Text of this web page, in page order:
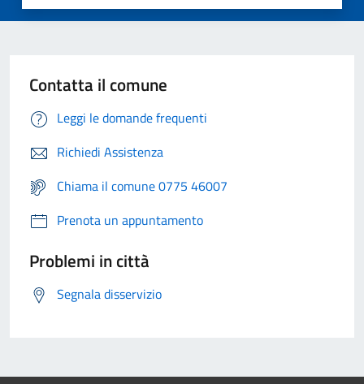
Contatta il comune
Leggi le domande frequenti
Richiedi Assistenza
Chiama il comune 0775 46007
Prenota un appuntamento
Problemi in città
Segnala disservizio